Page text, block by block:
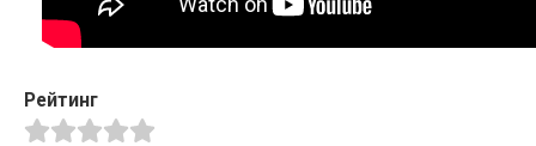
Рейтинг